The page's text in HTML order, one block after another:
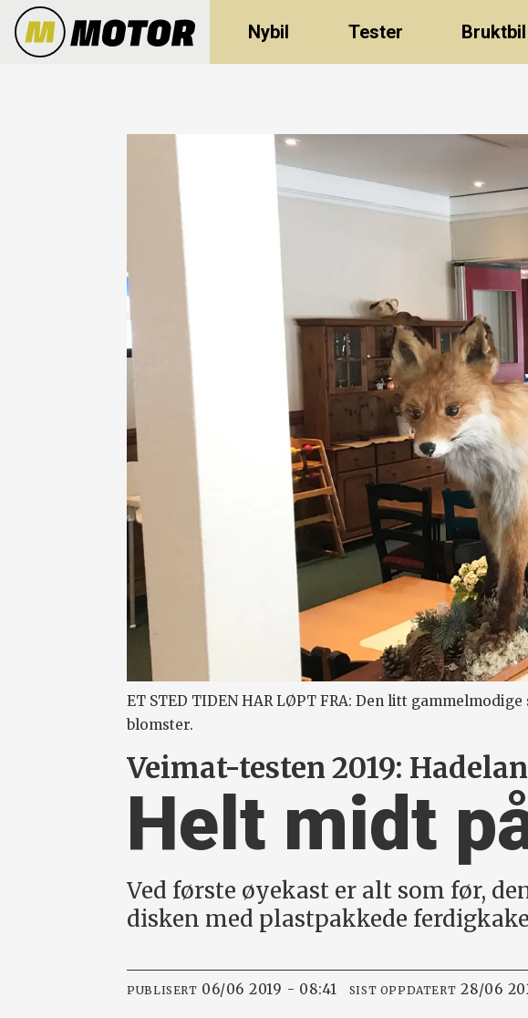
Nybil Tester Bruktbil
ET STED TIDEN HAR LØPT FRA: Den litt
blomster.
Veimat-testen 2019:
Helt midt
Ved første øyekast er alt som før,
disken med plastpakkede
PUBLISERT 06/06 2019 - 08:41 SIST OPPDATERT 28/06